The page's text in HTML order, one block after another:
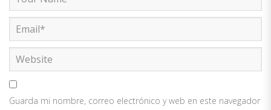
Guarda mi nombre, correo electrónico y web en este navegador